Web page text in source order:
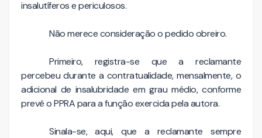
insalutíferos e periculosos.
Não merece consideração o pedido obreiro.
Primeiro, registra-se que a reclamante
percebeu durante a contratualidade, mensalmente, o
adicional de insalubridade em grau médio, conforme
prevê o PPRA para a função exercida pela autora.
Sinala-se, aqui, que a reclamante sempre